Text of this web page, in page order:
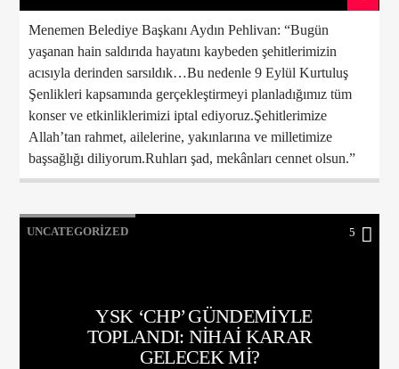
Menemen Belediye Başkanı Aydın Pehlivan: “Bugün
yaşanan hain saldırıda hayatını kaybeden şehitlerimizin
acısıyla derinden sarsıldık…Bu nedenle 9 Eylül Kurtuluş
Şenlikleri kapsamında gerçekleştirmeyi planladığımız tüm
konser ve etkinliklerimizi iptal ediyoruz.Şehitlerimize
Allah’tan rahmet, ailelerine, yakınlarına ve milletimize
başsağlığı diliyorum.Ruhları şad, mekânları cennet olsun.”
UNCATEGORIZED 5
YSK ‘CHP’ GÜNDEMIYLE
TOPLANDI: NIHAI KARAR
GELECEK MI?